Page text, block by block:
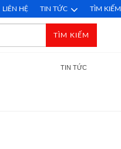
LIÊN HỆ TIN TỨC TÌM KIẾM
TÌM KIẾM
TIN TỨC